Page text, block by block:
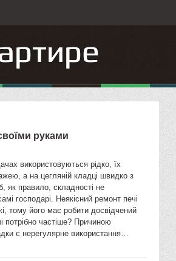
руками
використовуються рідко, їх
а на цегляній кладці швидко з
як правило, складності не
господарі. Неякісний ремонт печі
тому його має робити досвідчений
потрібно частіше? Причиною
є нерегулярне використання…